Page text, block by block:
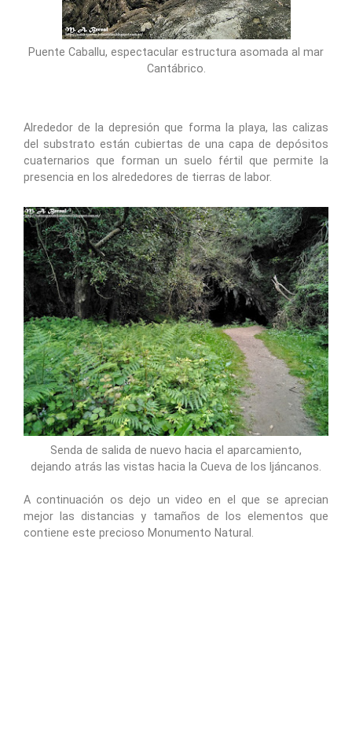
Puente Caballu, espectacular estructura asomada al mar
Cantábrico.
Alrededor de la depresión que forma la playa, las calizas
del substrato están cubiertas de una capa de depósitos
cuaternarios que forman un suelo fértil que permite la
presencia en los alrededores de tierras de labor.
Senda de salida de nuevo hacia el aparcamiento,
dejando atrás las vistas hacia la Cueva de los Ijáncanos.
A continuación os dejo un video en el que se aprecian
mejor las distancias y tamaños de los elementos que
contiene este precioso Monumento Natural.